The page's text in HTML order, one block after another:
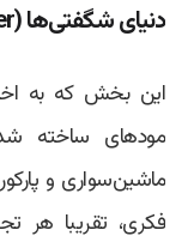
دنیای شگفتی‌ها (World of Wonder)
مودهای ساخته
ماشین‌سواری و
فکری، تقریبا هر